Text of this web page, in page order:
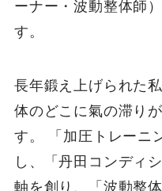
ーナー・波動整体師
す。
長年鍛え上げられた
体のどこに氣の滞り
す。 「加圧トレーニ
し、「丹田コンディ
軸を創り、「波動整